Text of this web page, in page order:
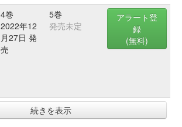
4巻
2022年12
月27日 発
売
5巻
発売未定
アラート登
録
(無料)
続きを表示